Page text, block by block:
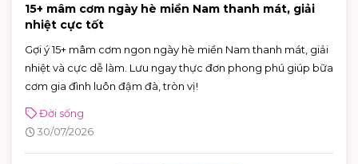
15+ mâm cơm ngày hè miền Nam thanh mát, giải
nhiệt cực tốt
Gợi ý 15+ mâm cơm ngon ngày hè miền Nam thanh mát, giải
nhiệt và cực dễ làm. Lưu ngay thực đơn phong phú giúp bữa
cơm gia đình luôn đậm đà, tròn vị!
Đời sống
30/07/2026